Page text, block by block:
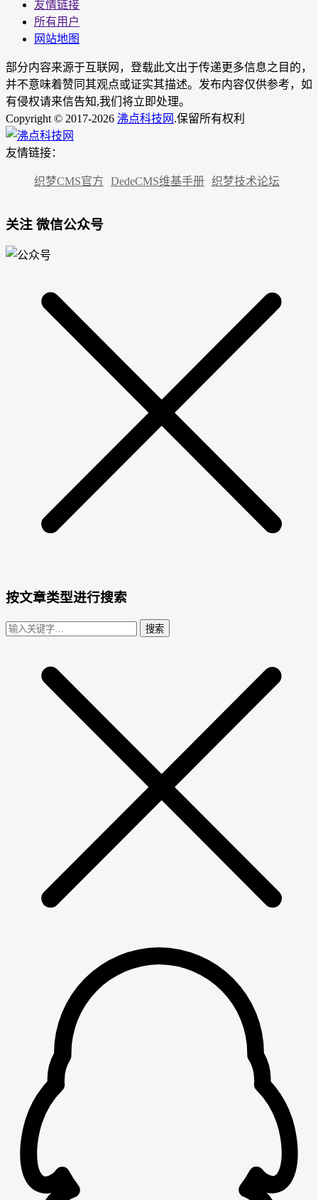
友情链接
所有用户
网站地图
部分内容来源于互联网，登载此文出于传递更多信息之目的，
并不意味着赞同其观点或证实其描述。发布内容仅供参考，如
有侵权请来信告知,我们将立即处理。
Copyright © 2017-2026 沸点科技网 .保留所有权利
友情链接：
织梦CMS官方 DedeCMS维基手册 织梦技术论坛
关注 微信公众号
按文章类型进行搜索